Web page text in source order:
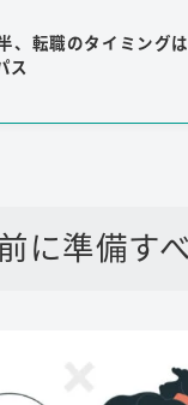
、転職のタイミング
ス
に準備す